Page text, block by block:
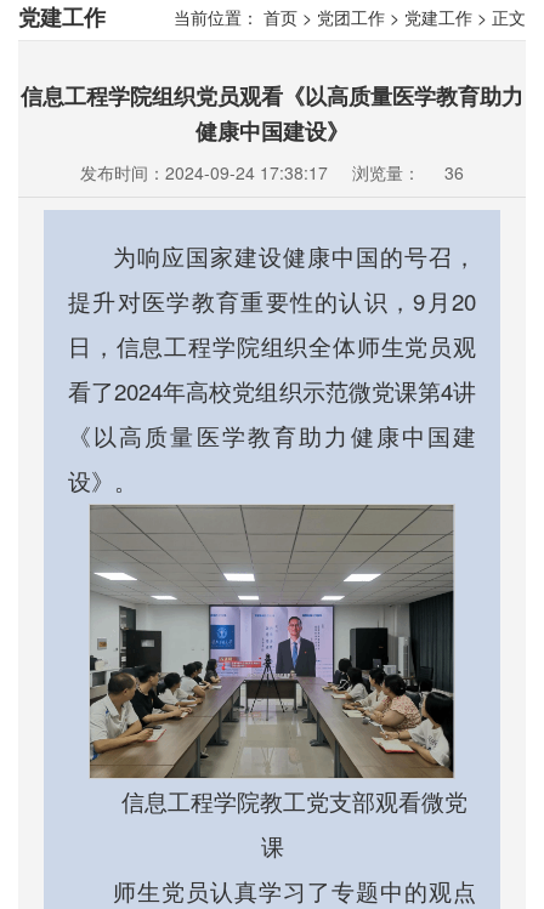
党建工作 当前位置： 首页 > 党团工作 > 党建工作 > 正文
信息工程学院组织党员观看《以高质量医学教育助力
健康中国建设》
发布时间：2024-09-24 17:38:17 浏览量： 36
为响应国家建设健康中国的号召，
提升对医学教育重要性的认识，9月20
日，信息工程学院组织全体师生党员观
看了2024年高校党组织示范微党课第4讲
《以高质量医学教育助力健康中国建
设》。
信息工程学院教工党支部观看微党
课
师生党员认真学习了专题中的观点